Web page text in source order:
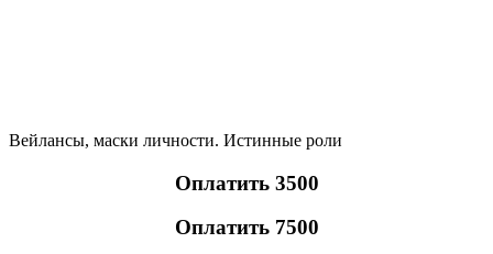
Вейлансы, маски личности. Истинные роли
Оплатить 3500
Оплатить 7500